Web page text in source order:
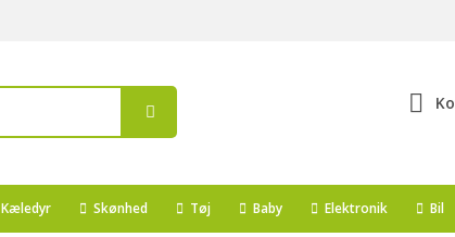
Kæledyr Skønhed Tøj Baby Elektronik Bil